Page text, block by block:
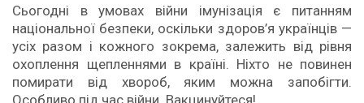
Сьогодні в умовах війни імунізація є питанням
національної безпеки, оскільки здоров’я українців —
усіх разом і кожного зокрема, залежить від рівня
охоплення щепленнями в країні. Ніхто не повинен
помирати від хвороб, яким можна запобігти.